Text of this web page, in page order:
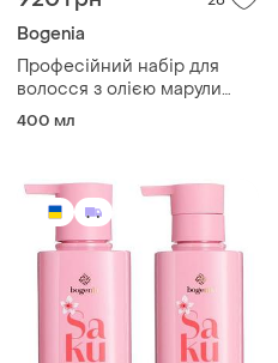
Bogenia
Професійний набір для
волосся з олією марули
bogenia 3 в 1
400 мл